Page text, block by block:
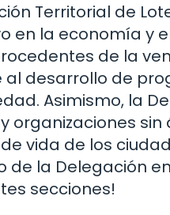
Territorial de
en la economía y
de la
al desarrollo de
Asimismo, la
organizaciones
vida de los
de la Delegación
secciones!